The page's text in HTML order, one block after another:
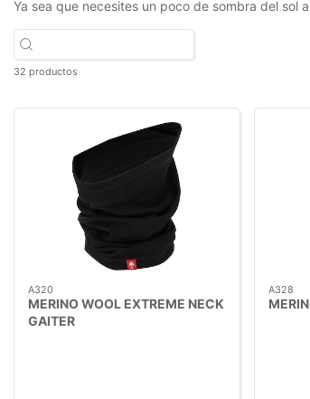
Ya sea que necesites un poco de sombra del sol
32 productos
A320
MERINO WOOL EXTREME NECK
GAITER
A328